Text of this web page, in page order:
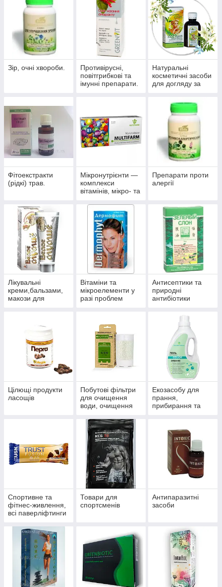
Зір, очні хвороби.
Противірусні,
повітгрибкові та
імунні препарати.
Натуральні
косметичні засоби
для догляду за
Фітоекстракти
(рідкі) трав.
Мікронутрієнти —
комплекси
вітамінів, мікро- та
Препарати проти
алергії
Лікувальні
креми,бальзами,
макози для
Вітаміни та
мікроелементи у
разі проблем
Антисептики та
природні
антибіотики
Цілющі продукти
ласощів
Побутові фільтри
для очищення
води, очищення
водопостачання й
опалення
Екозасобу для
прання,
прибирання та
Спортивне та
фітнес-живлення,
всі паверліфтинги
тренажери, одяг
Товари для
спортсменів
Антипаразитні
засоби